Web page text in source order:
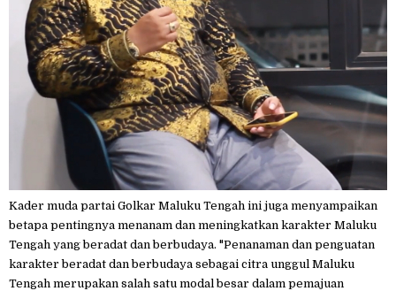
Kader muda partai Golkar Maluku Tengah ini juga menyampaikan
betapa pentingnya menanam dan meningkatkan karakter Maluku
Tengah yang beradat dan berbudaya. "Penanaman dan penguatan
karakter beradat dan berbudaya sebagai citra unggul Maluku
Tengah merupakan salah satu modal besar dalam pemajuan